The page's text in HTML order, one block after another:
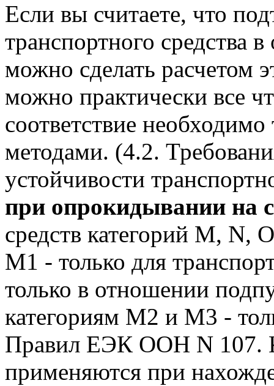
Если вы считаете, что
транспортного средства
можно сделать расчетом
можно практически все
соответствие
методами. (4.2.
устойчивости
при опрокидывании на
средств категорий M, N,
M1 - только для
только в отношении
категориям M2 и M3 -
Правил ЕЭК ООН N 107.
применяются при